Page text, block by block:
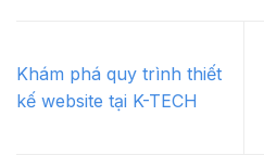
Khám phá quy trình thiết
kế website tại K-TECH